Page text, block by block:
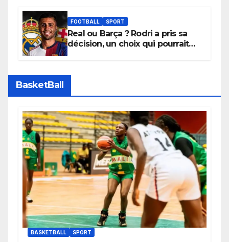
apaisées.
FOOTBALL SPORT
Real ou Barça ? Rodri a pris sa
décision, un choix qui pourrait
BasketBall
BASKETBALL SPORT